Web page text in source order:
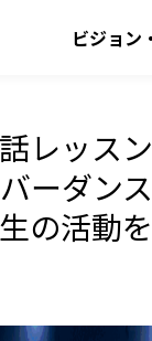
ビジョン
話レッ
ーダン
の活動